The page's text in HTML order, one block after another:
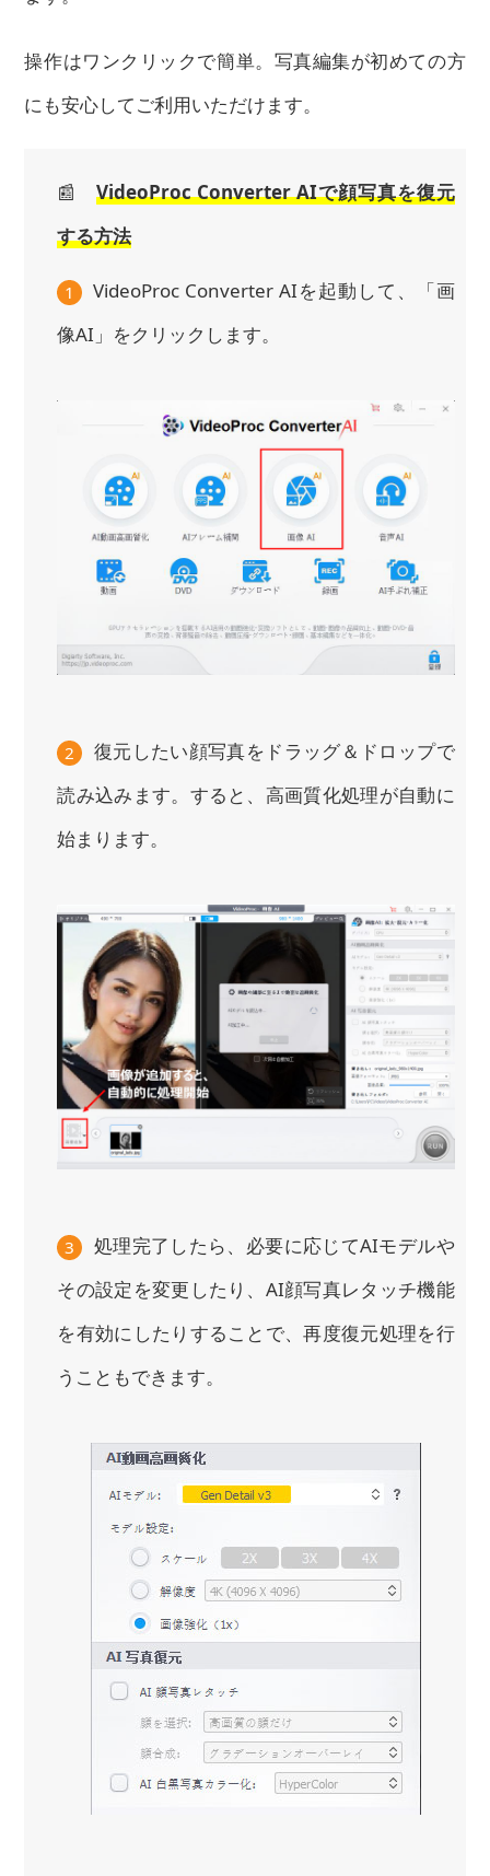
操作はワンクリックで簡単。写真編集が初めての方
にも安心してご利用いただけます。
📰VideoProc Converter AIで顔写真を復元
する方法
1
VideoProc Converter AIを起動して、「画
像AI」をクリックします。
2
復元したい顔写真をドラッグ＆ドロップで
読み込みます。すると、高画質化処理が自動に
始まります。
3
処理完了したら、必要に応じてAIモデルや
その設定を変更したり、AI顔写真レタッチ機能
を有効にしたりすることで、再度復元処理を行
うこともできます。